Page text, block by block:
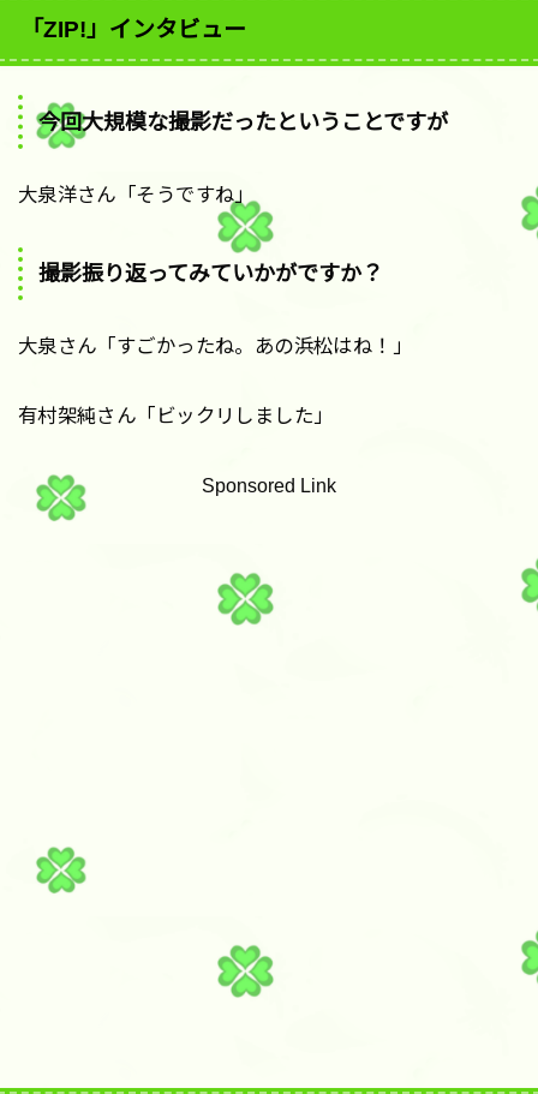
「ZIP!」インタビュー
今回大規模な撮影だったということですが
大泉洋さん「そうですね」
撮影振り返ってみていかがですか？
大泉さん「すごかったね。あの浜松はね！」
有村架純さん「ビックリしました」
Sponsored Link